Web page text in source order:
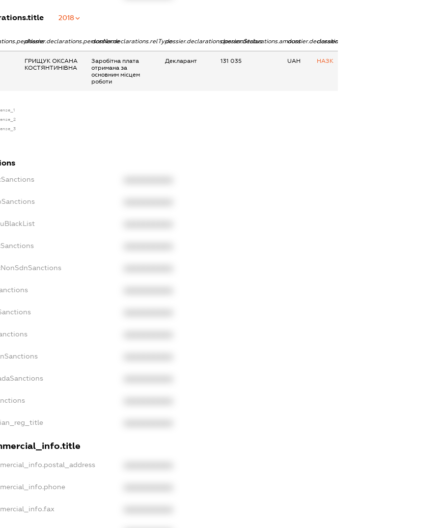
2018
dossier.declarations.personNamedossier.declarations.relTypedossier.declarations.personStatus
dossier.declarations.amountdossier.declarations.currency
dossier.declarations.source
ГРИЩУК ОКСАНА
КОСТЯНТИНІВНА
Заробітна плата
отримана за
основним місцем
роботи
Декларант 131 035 UAH НАЗК